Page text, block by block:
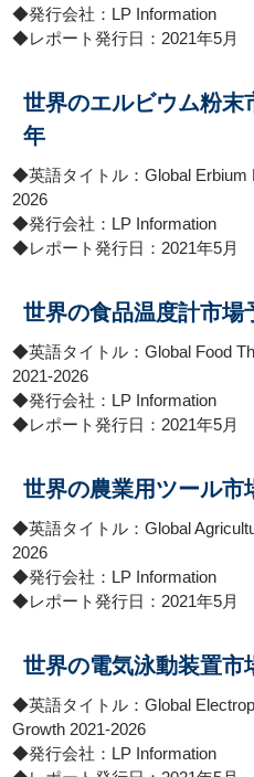
◆発行会社：LP Information
◆レポート発行日：2021年5月
世界のエルビウム粉末
年
◆英語タイトル：Global Erbium
2026
◆発行会社：LP Information
◆レポート発行日：2021年5月
世界の食品温度計市場
◆英語タイトル：Global Food
2021-2026
◆発行会社：LP Information
◆レポート発行日：2021年5月
世界の農業用ツール市
◆英語タイトル：Global
2026
◆発行会社：LP Information
◆レポート発行日：2021年5月
世界の電気泳動装置市
◆英語タイトル：Global
Growth 2021-2026
◆発行会社：LP Information